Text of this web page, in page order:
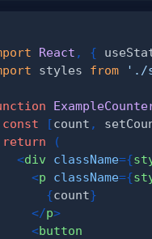
React , {
styles from './
const
[count ,
return
(
<div className={
<p className={
{count}
</p>
<button